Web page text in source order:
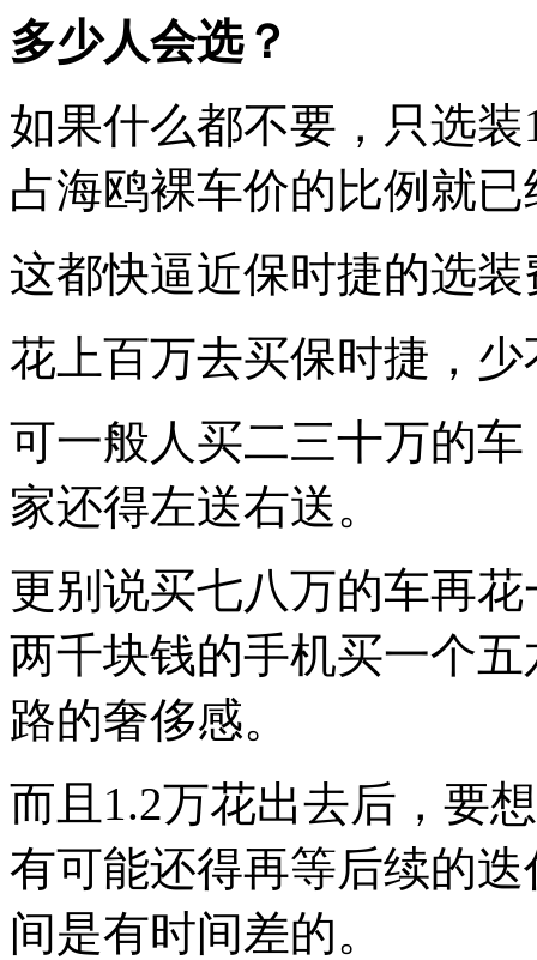
多少人会选？
如果什么都不要，只选
占海鸥裸车价的比例就
这都快逼近保时捷的选
花上百万去买保时捷，
可一般人买二三十万的
家还得左送右送。
更别说买七八万的车再
两千块钱的手机买一个
路的奢侈感。
而且1.2万花出去后，要
有可能还得再等后续的
间是有时间差的。